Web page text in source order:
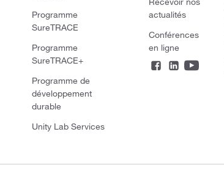
Programme
SureTRACE
Programme
SureTRACE+
Programme de
développement
durable
Unity Lab Services
actualités
Conférences
en ligne